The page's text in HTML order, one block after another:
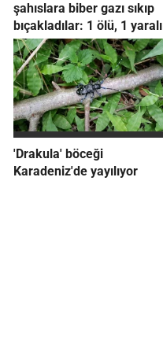
şahıslara biber gazı sıkıp
bıçakladılar: 1 ölü, 1 yaralı
'Drakula' böceği
Karadeniz'de yayılıyor